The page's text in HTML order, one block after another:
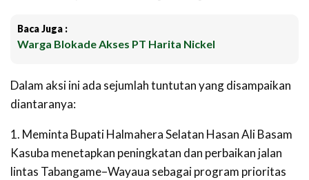
Baca Juga :
Warga Blokade Akses PT Harita Nickel
Dalam aksi ini ada sejumlah tuntutan yang disampaikan
diantaranya:
1. Meminta Bupati Halmahera Selatan Hasan Ali Basam
Kasuba menetapkan peningkatan dan perbaikan jalan
lintas Tabangame–Wayaua sebagai program prioritas